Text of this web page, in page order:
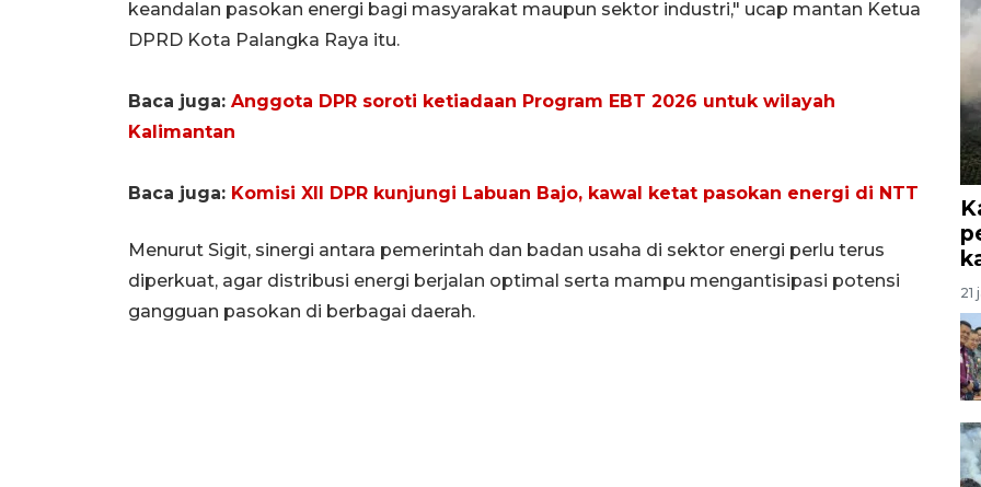
keandalan pasokan energi bagi masyarakat maupun sektor industri," ucap mantan Ketua
DPRD Kota Palangka Raya itu.
Baca juga: Anggota DPR soroti ketiadaan Program EBT 2026 untuk wilayah
Kalimantan
Baca juga: Komisi XII DPR kunjungi Labuan Bajo, kawal ketat pasokan energi di NTT
Menurut Sigit, sinergi antara pemerintah dan badan usaha di sektor energi perlu terus
diperkuat, agar distribusi energi berjalan optimal serta mampu mengantisipasi potensi
gangguan pasokan di berbagai daerah.
21